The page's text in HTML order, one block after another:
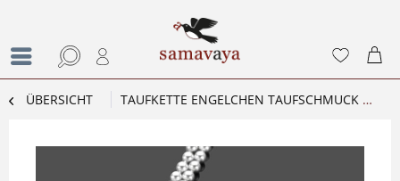
ÜBERSICHT TAUFKETTE ENGELCHEN TAUFSCHMUCK SCHUTZENGEL NAMENSKETTE